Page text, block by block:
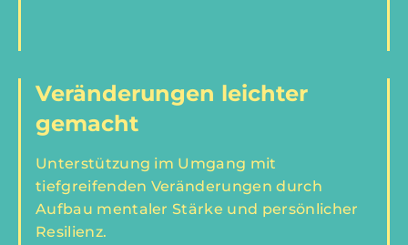
Veränderungen leichter
gemacht
Unterstützung im Umgang mit
tiefgreifenden Veränderungen durch
Aufbau mentaler Stärke und persönlicher
Resilienz.